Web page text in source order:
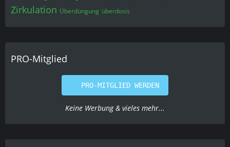
Zirkulation Überdüngung überdosis
PRO-Mitglied
PRO-MITGLIED WERDEN
Keine Werbung & vieles mehr...